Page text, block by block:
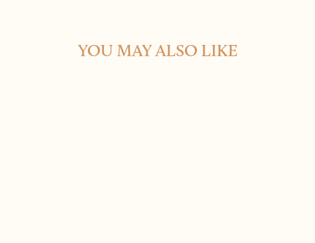
YOU MAY ALSO LIKE